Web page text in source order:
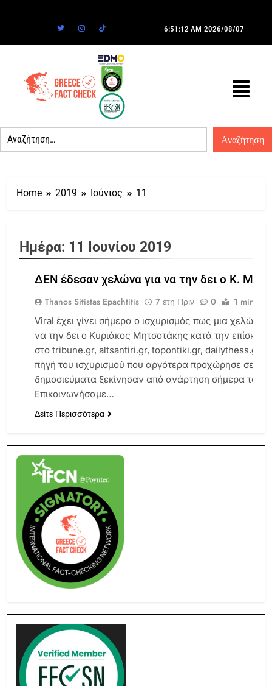
6:51:12 AM 2026/08/07
Home 2019 Ιούνιος 11
Ημέρα: 11 Ιουνίου 2019
FACT
CHECKS
ΕΛΛΆΔΑ
ΠΟΛΙΤΙΚΉ
ΨΕΥΔΈΣ
ΔΕΝ έδεσαν χελώνα για να την δει ο Κ.
Thanos Sitistas Epachtitis 7 έτη Πριν 0 1 mins
Viral έχει γίνει σήμερα ο ισχυρισμός πως μια
να την δει ο Κυριάκος Μητσοτάκης κατά την
στο tribune.gr, altsantiri.gr, topontiki.gr, dailythess.gr,
πηγή του ισχυρισμού που αργότερα προχώρησε σε
δημοσιεύματα ξεκίνησαν από ανάρτηση σήμερα το
Επικοινωνήσαμε…
Δείτε Περισσότερα